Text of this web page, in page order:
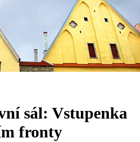
sál: Vstupenka
fronty